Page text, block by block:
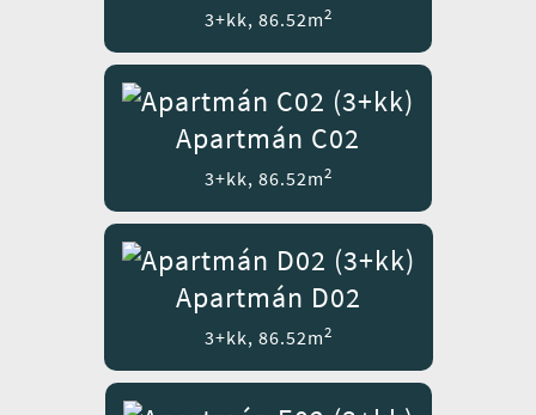
3+kk, 86.52m2
Apartmán C02
3+kk, 86.52m2
Apartmán D02
3+kk, 86.52m2